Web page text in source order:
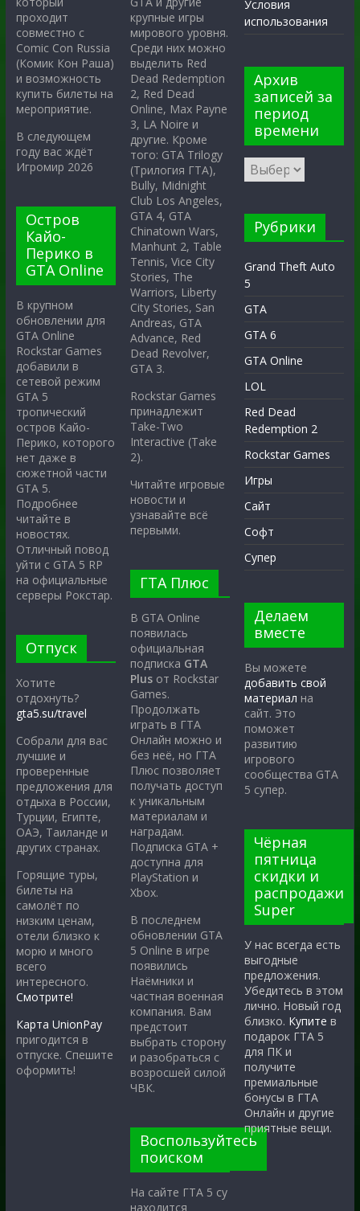
проходит
совместно с
Comic Con Russia
(Комик Кон Раша)
и возможность
купить билеты на
мероприятие.
В следующем
году вас ждёт
Игромир 2026
Остров
Кайо-
Перико в
GTA Online
В крупном
обновлении для
GTA Online
Rockstar Games
добавили в
сетевой режим
GTA 5
тропический
остров Кайо-
Перико, которого
нет даже в
сюжетной части
GTA 5.
Подробнее
читайте в
новостях.
Отличный повод
уйти с GTA 5 RP
на официальные
серверы Рокстар.
Отпуск
Хотите
отдохнуть?
gta5.su/travel
Собрали для вас
лучшие и
проверенные
предложения для
отдыха в России,
Турции, Египте,
ОАЭ, Таиланде и
других странах.
Горящие туры,
билеты на
самолёт по
низким ценам,
отели близко к
морю и много
всего
интересного.
Смотрите!
Карта UnionPay
пригодится в
отпуске. Спешите
оформить!
крупные игры
мирового уровня.
Среди них можно
выделить Red
Dead Redemption
2, Red Dead
Online, Max Payne
3, LA Noire и
другие. Кроме
того: GTA Trilogy
(Трилогия ГТА),
Bully, Midnight
Club Los Angeles,
GTA 4, GTA
Chinatown Wars,
Manhunt 2, Table
Tennis, Vice City
Stories, The
Warriors, Liberty
City Stories, San
Andreas, GTA
Advance, Red
Dead Revolver,
GTA 3.
Rockstar Games
принадлежит
Take-Two
Interactive (Take
2).
Читайте игровые
новости и
узнавайте всё
первыми.
ГТА Плюс
В GTA Online
появилась
официальная
подписка GTA
Plus от Rockstar
Games.
Продолжать
играть в ГТА
Онлайн можно и
без неё, но ГТА
Плюс позволяет
получать доступ
к уникальным
материалам и
наградам.
Подписка GTA +
доступна для
PlayStation и
Xbox.
В последнем
обновлении GTA
5 Online в игре
появились
Наёмники и
частная военная
компания. Вам
предстоит
выбрать сторону
и разобраться с
возросшей силой
ЧВК.
Воспользуйтесь
поиском
На сайте ГТА 5 су
находится
Условия
использования
Архив
записей за
период
времени
Рубрики
Grand Theft Auto
5
GTA
GTA 6
GTA Online
LOL
Red Dead
Redemption 2
Rockstar Games
Игры
Сайт
Софт
Супер
Делаем
вместе
Вы можете
добавить свой
материал на
сайт. Это
поможет
развитию
игрового
сообщества GTA
5 супер.
Чёрная
пятница
скидки и
распродажи
Super
У нас всегда есть
выгодные
предложения.
Убедитесь в этом
лично. Новый год
близко. Купите в
подарок ГТА 5
для ПК и
получите
премиальные
бонусы в ГТА
Онлайн и другие
приятные вещи.